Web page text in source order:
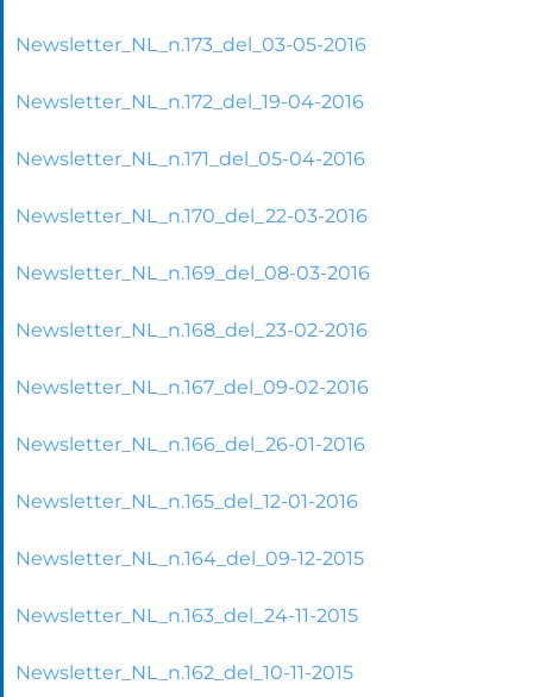
Newsletter_NL_n.173_del_03-05-2016
Newsletter_NL_n.172_del_19-04-2016
Newsletter_NL_n.171_del_05-04-2016
Newsletter_NL_n.170_del_22-03-2016
Newsletter_NL_n.169_del_08-03-2016
Newsletter_NL_n.168_del_23-02-2016
Newsletter_NL_n.167_del_09-02-2016
Newsletter_NL_n.166_del_26-01-2016
Newsletter_NL_n.165_del_12-01-2016
Newsletter_NL_n.164_del_09-12-2015
Newsletter_NL_n.163_del_24-11-2015
Newsletter_NL_n.162_del_10-11-2015